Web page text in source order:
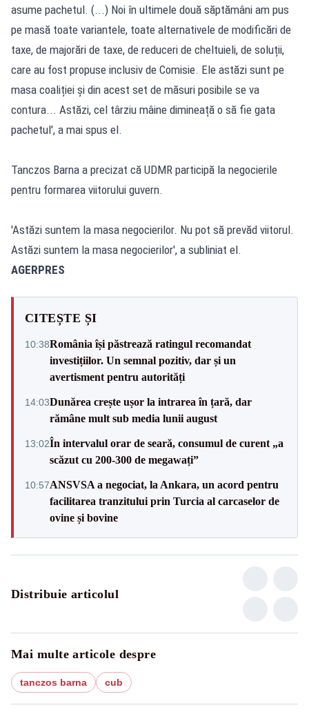
asume pachetul. (...) Noi în ultimele două săptămâni am pus
pe masă toate variantele, toate alternativele de modificări de
taxe, de majorări de taxe, de reduceri de cheltuieli, de soluții,
care au fost propuse inclusiv de Comisie. Ele astăzi sunt pe
masa coaliției și din acest set de măsuri posibile se va
contura... Astăzi, cel târziu mâine dimineață o să fie gata
pachetul', a mai spus el.
Tanczos Barna a precizat că UDMR participă la negocierile
pentru formarea viitorului guvern.
'Astăzi suntem la masa negocierilor. Nu pot să prevăd viitorul.
Astăzi suntem la masa negocierilor', a subliniat el.
AGERPRES
CITEȘTE ȘI
10:38România își păstrează ratingul recomandat
investițiilor. Un semnal pozitiv, dar și un
avertisment pentru autorități
14:03Dunărea crește ușor la intrarea în țară, dar
rămâne mult sub media lunii august
13:02În intervalul orar de seară, consumul de curent „a
scăzut cu 200-300 de megawați”
10:57ANSVSA a negociat, la Ankara, un acord pentru
facilitarea tranzitului prin Turcia al carcaselor de
ovine și bovine
Distribuie articolul
Mai multe articole despre
tanczos barna cub